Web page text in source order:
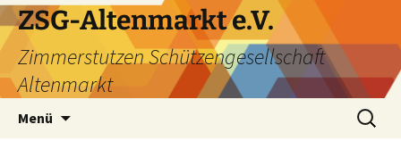
ZSG-Altenmarkt e.V.
Zimmerstutzen Schützengesellschaft
Altenmarkt
Menü
Suchen
nach: